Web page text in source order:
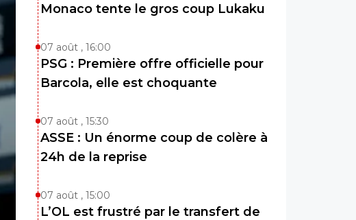
Monaco tente le gros coup Lukaku
07 août , 16:00
PSG : Première offre officielle pour
Barcola, elle est choquante
07 août , 15:30
ASSE : Un énorme coup de colère à
24h de la reprise
07 août , 15:00
L’OL est frustré par le transfert de